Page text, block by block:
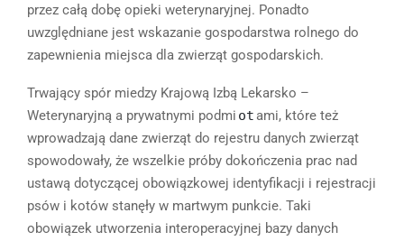
przez całą dobę opieki weterynaryjnej. Ponadto
uwzględniane jest wskazanie gospodarstwa rolnego do
zapewnienia miejsca dla zwierząt gospodarskich.
Trwający spór miedzy Krajową Izbą Lekarsko –
Weterynaryjną a prywatnymi podmi ot ami, które też
wprowadzają dane zwierząt do rejestru danych zwierząt
spowodowały, że wszelkie próby dokończenia prac nad
ustawą dotyczącej obowiązkowej identyfikacji i rejestracji
psów i kotów stanęły w martwym punkcie. Taki
obowiązek utworzenia interoperacyjnej bazy danych